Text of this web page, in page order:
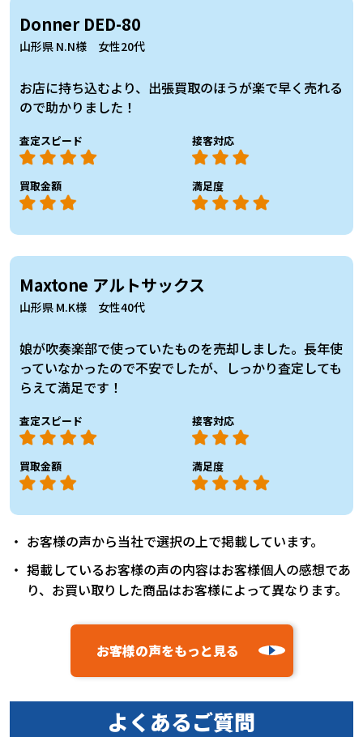
Donner DED-80
山形県 N.N様 女性20代
お店に持ち込むより、出張買取のほうが楽で早く売れる
ので助かりました！
査定スピード 接客対応
買取金額 満足度
Maxtone アルトサックス
山形県 M.K様 女性40代
娘が吹奏楽部で使っていたものを売却しました。長年使
っていなかったので不安でしたが、しっかり査定しても
らえて満足です！
査定スピード 接客対応
買取金額 満足度
お客様の声から当社で選択の上で掲載しています。
掲載しているお客様の声の内容はお客様個人の感想であ
り、お買い取りした商品はお客様によって異なります。
お客様の声をもっと見る
よくあるご質問